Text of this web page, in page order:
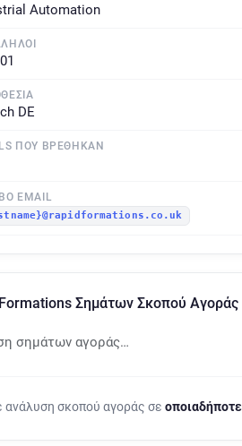
Automation
DE
ΠΟΥ ΒΡΈΘΗΚΑΝ
EMAIL
Σημάτων Σκοπού Αγοράς
σημάτων αγοράς…
ανάλυση σκοπού αγοράς σε